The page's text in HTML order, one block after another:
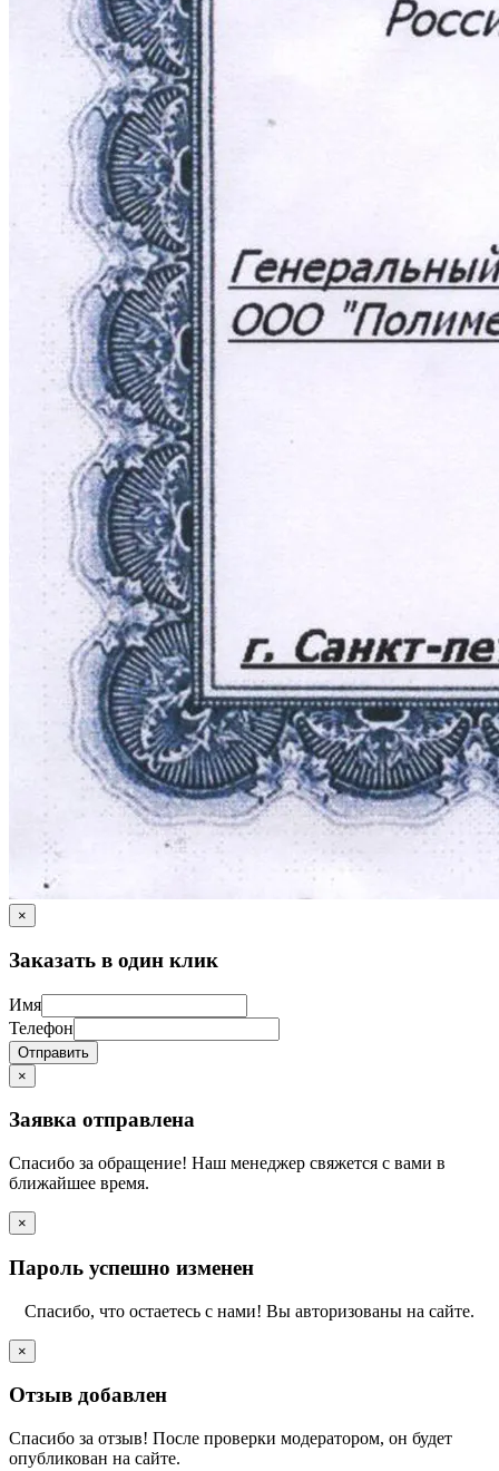
×
Заказать в один клик
Имя
Телефон
Отправить
×
Заявка отправлена
Спасибо за обращение! Наш менеджер свяжется с вами в
ближайшее время.
×
Пароль успешно изменен
Спасибо, что остаетесь с нами! Вы авторизованы на сайте.
×
Отзыв добавлен
Спасибо за отзыв! После проверки модератором, он будет
опубликован на сайте.